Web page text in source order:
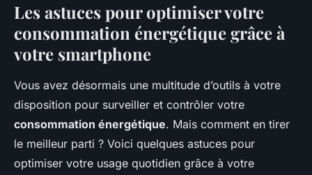
Les astuces pour optimiser votre
consommation énergétique grâce à
votre smartphone
Vous avez désormais une multitude d’outils à votre
disposition pour surveiller et contrôler votre
consommation énergétique. Mais comment en tirer
le meilleur parti ? Voici quelques astuces pour
optimiser votre usage quotidien grâce à votre